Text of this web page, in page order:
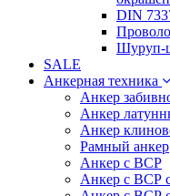
DIN
Шуруп-
SALE
Анкерная техника
Анкер
Анкер
Анкер
Рамный анкер
Анкер с ВСР
Анкер с ВСР